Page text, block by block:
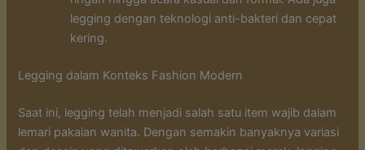
legging dengan teknologi anti-bakteri dan cepat
kering.
Legging dalam Konteks Fashion Modern
Saat ini, legging telah menjadi salah satu item wajib dalam
lemari pakaian wanita. Dengan semakin banyaknya variasi